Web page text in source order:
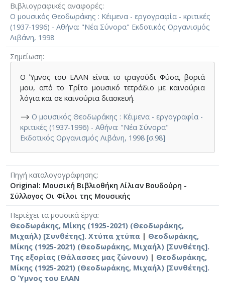
Βιβλιογραφικές αναφορές
Ο μουσικός Θεοδωράκης : Κέιμενα - εργογραφία - κριτικές
(1937-1996) - Αθήνα: "Νέα Σύνορα" Εκδοτικός Οργανισμός
Λιβάνη, 1998
Σημείωση
Ο Ύμνος του ΕΛΑΝ είναι το τραγούδι Φύσα, βοριά
μου, από το Τρίτο μουσικό τετράδιο με καινούρια
λόγια και σε καινούρια διασκευή.
⟶ Ο μουσικός Θεοδωράκης : Κέιμενα - εργογραφία -
κριτικές (1937-1996) - Αθήνα: "Νέα Σύνορα"
Εκδοτικός Οργανισμός Λιβάνη, 1998 [σ.98]
Πηγή καταλογογράφησης
Original: Μουσική Βιβλιοθήκη Λίλιαν Βουδούρη -
Σύλλογος Οι Φίλοι της Μουσικής
Περιέχει τα μουσικά έργα
Θεοδωράκης, Μίκης (1925-2021) (Θεοδωράκης,
Μιχαήλ) [Συνθέτης]. Χτύπα χτύπα | Θεοδωράκης,
Μίκης (1925-2021) (Θεοδωράκης, Μιχαήλ) [Συνθέτης].
Της εξορίας (Θάλασσες μας ζώνουν) | Θεοδωράκης,
Μίκης (1925-2021) (Θεοδωράκης, Μιχαήλ) [Συνθέτης].
Ο Ύμνος του ΕΛΑΝ